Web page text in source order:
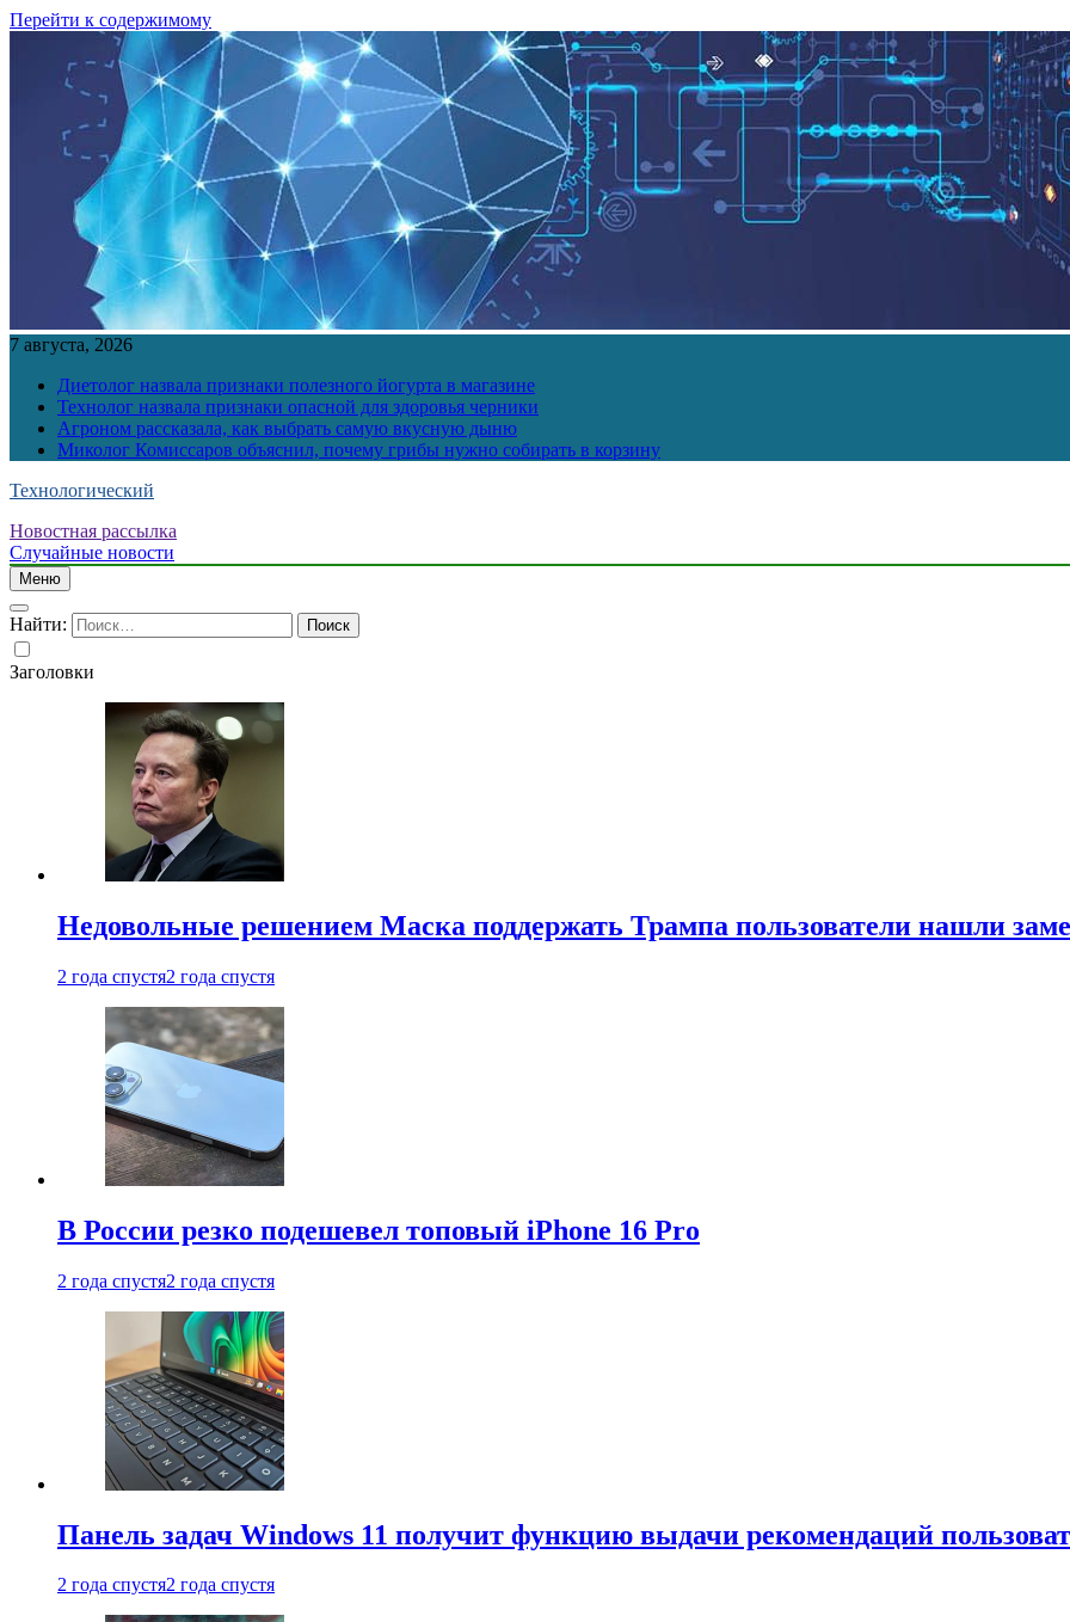
Перейти к содержимому
7 августа, 2026
Диетолог назвала признаки полезного йогурта в магазине
Технолог назвала признаки опасной для здоровья черники
Агроном рассказала, как выбрать самую вкусную дыню
Миколог Комиссаров объяснил, почему грибы нужно собирать в корзину
Технологический
Новостная рассылка
Случайные новости
Меню
Найти:
Заголовки
Недовольные решением Маска поддержать Трампа пользователи нашли
2 года спустя2 года спустя
В России резко подешевел топовый iPhone 16 Pro
2 года спустя2 года спустя
Панель задач Windows 11 получит функцию выдачи рекомендаций
2 года спустя2 года спустя